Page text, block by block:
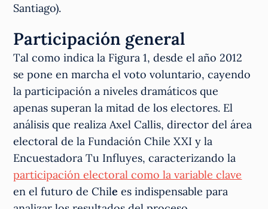
Santiago).
Participación general
Tal como indica la Figura 1, desde el año 2012
se pone en marcha el voto voluntario, cayendo
la participación a niveles dramáticos que
apenas superan la mitad de los electores. El
análisis que realiza Axel Callis, director del área
electoral de la Fundación Chile XXI y la
Encuestadora Tu Influyes, caracterizando la
participación electoral como la variable clave
en el futuro de Chile es indispensable para